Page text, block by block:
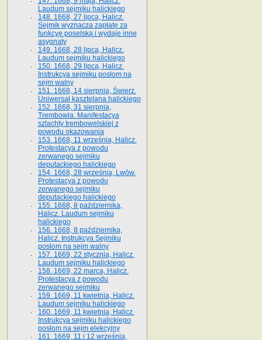
Laudum sejmiku halickiego
148. 1668, 27 lipca, Halicz.
Sejmik wyznacza zapłatę za
funkcyę poselską i wydaje inne
asygnaty
149. 1668, 28 lipca, Halicz.
Laudum sejmiku halickiego
150. 1668, 29 lipca, Halicz.
Instrukcya sejmiku posłom na
sejm walny
151. 1668, 14 sierpnia, Świerz.
Uniwersał kasztelana halickiego
152. 1668, 31 sierpnia,
Trembowla. Manifestacya
szlachty trembowelskiej z
powodu okazowania
153. 1668, 11 września, Halicz.
Protestacya z powodu
zerwanego sejmiku
deputackiego halickiego
154. 1668, 28 września, Lwów.
Protestacya z powodu
zerwanego sejmiku
deputackiego halickiego
155. 1668, 8 października,
Halicz. Laudum sejmiku
halickiego
156. 1668, 8 października,
Halicz. Instrukcya Sejmiku
posłom na sejm walny
157. 1669, 22 stycznia, Halicz.
Laudum sejmiku halickiego
158. 1669, 22 marca, Halicz.
Protestacya z powodu
zerwanego sejmiku
159. 1669, 11 kwietnia, Halicz.
Laudum sejmiku halickiego
160. 1669, 11 kwietnia, Halicz.
Instrukcya sejmiku halickiego
posłom na sejm elekcyjny
161. 1669, 11 i 12 września,